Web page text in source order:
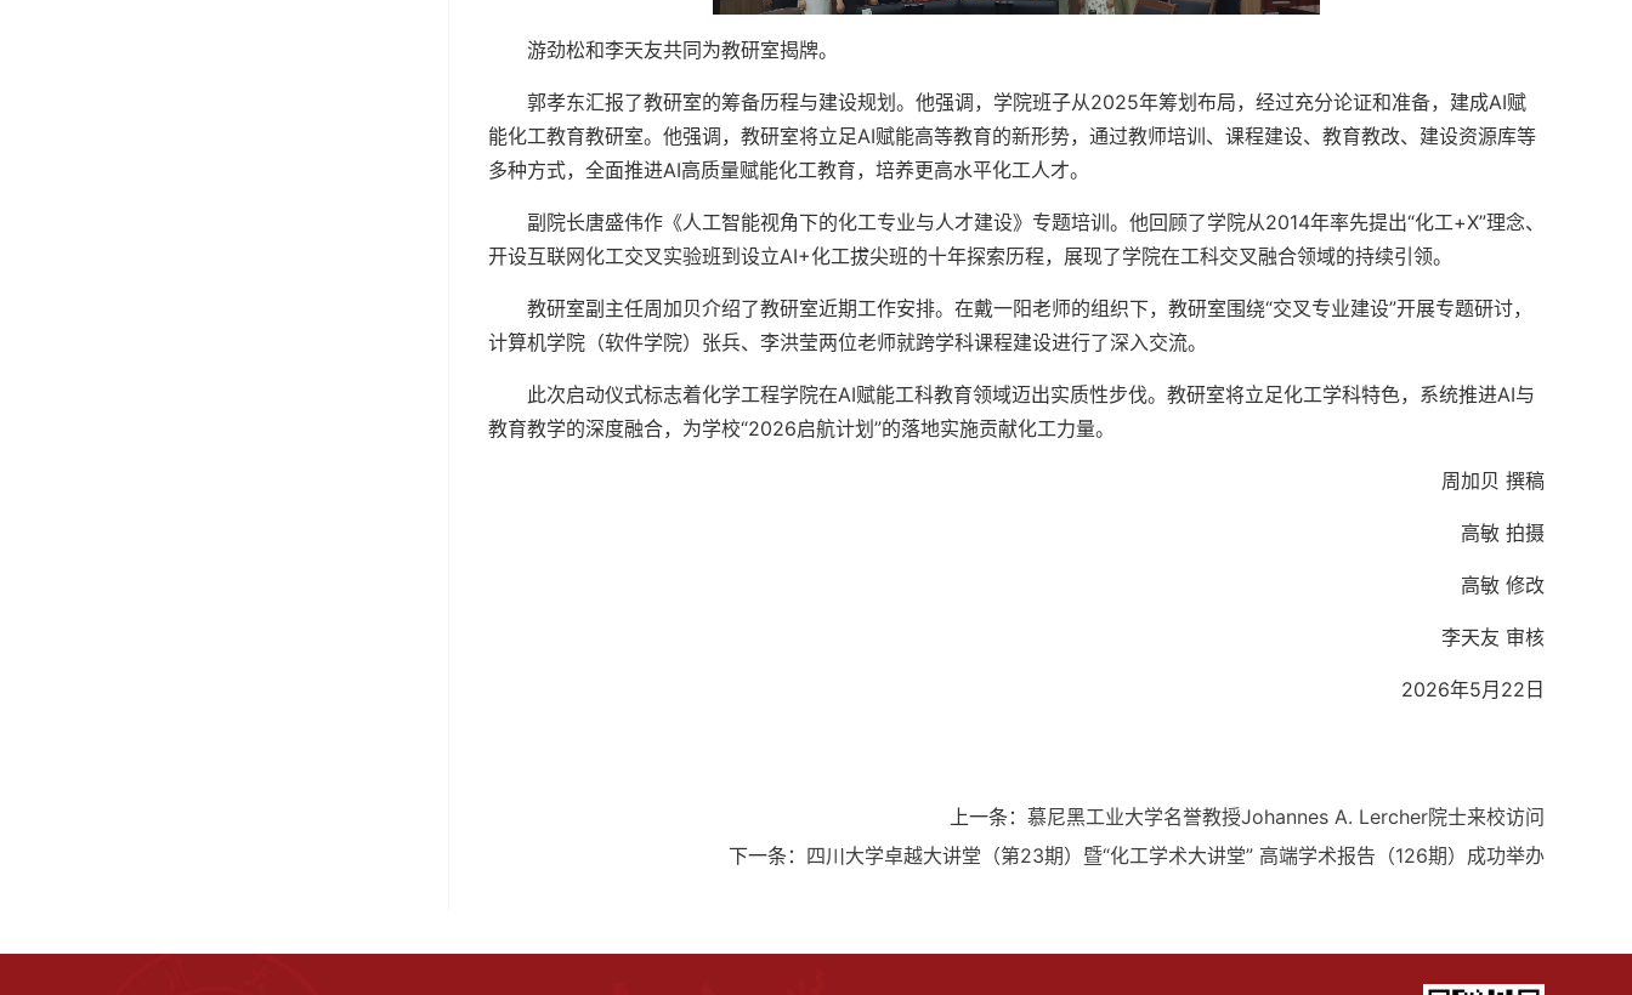
游劲松和李天友共同为教研室揭牌。
郭孝东汇报了教研室的筹备历程与建设规划。他强调，学院班子从2025年筹划布局，经过充分论证和准备，建成AI赋
能化工教育教研室。他强调，教研室将立足AI赋能高等教育的新形势，通过教师培训、课程建设、教育教改、建设资源库等
多种方式，全面推进AI高质量赋能化工教育，培养更高水平化工人才。
副院长唐盛伟作《人工智能视角下的化工专业与人才建设》专题培训。他回顾了学院从2014年率先提出“化工+X”理念、
开设互联网化工交叉实验班到设立AI+化工拔尖班的十年探索历程，展现了学院在工科交叉融合领域的持续引领。
教研室副主任周加贝介绍了教研室近期工作安排。在戴一阳老师的组织下，教研室围绕“交叉专业建设”开展专题研讨，
计算机学院（软件学院）张兵、李洪莹两位老师就跨学科课程建设进行了深入交流。
此次启动仪式标志着化学工程学院在AI赋能工科教育领域迈出实质性步伐。教研室将立足化工学科特色，系统推进AI与
教育教学的深度融合，为学校“2026启航计划”的落地实施贡献化工力量。
周加贝 撰稿
高敏 拍摄
高敏 修改
李天友 审核
2026年5月22日
上一条： 慕尼黑工业大学名誉教授Johannes A. Lercher院士来校访问
下一条： 四川大学卓越大讲堂（第23期）暨“化工学术大讲堂” 高端学术报告（126期）成功举办